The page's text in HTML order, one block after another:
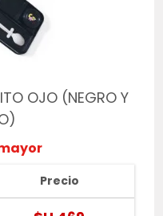
OJO (NEGRO Y
Precio